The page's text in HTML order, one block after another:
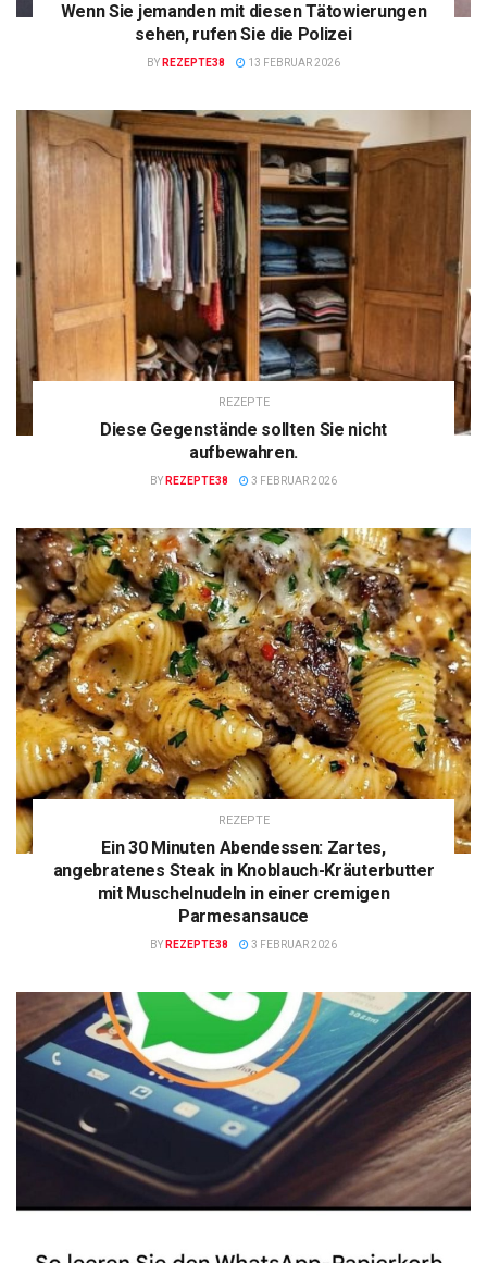
Wenn Sie jemanden mit diesen Tätowierungen
sehen, rufen Sie die Polizei
BY REZEPTE38 13 FEBRUAR 2026
REZEPTE
Diese Gegenstände sollten Sie nicht
aufbewahren.
BY REZEPTE38 3 FEBRUAR 2026
REZEPTE
Ein 30 Minuten Abendessen: Zartes,
angebratenes Steak in Knoblauch-Kräuterbutter
mit Muschelnudeln in einer cremigen
Parmesansauce
BY REZEPTE38 3 FEBRUAR 2026